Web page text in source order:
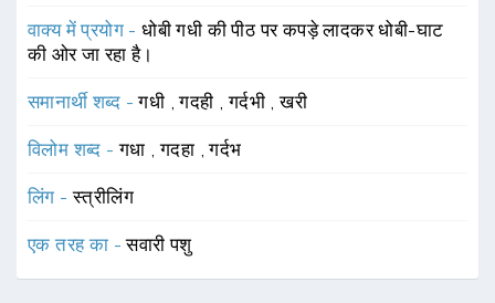
वाक्य में प्रयोग -धोबी गधी की पीठ पर कपड़े लादकर धोबी-घाट
की ओर जा रहा है।
समानार्थी शब्द -गधी ,गदही ,गर्दभी ,खरी
विलोम शब्द -गधा ,गदहा ,गर्दभ
लिंग -स्त्रीलिंग
एक तरह का -सवारी पशु